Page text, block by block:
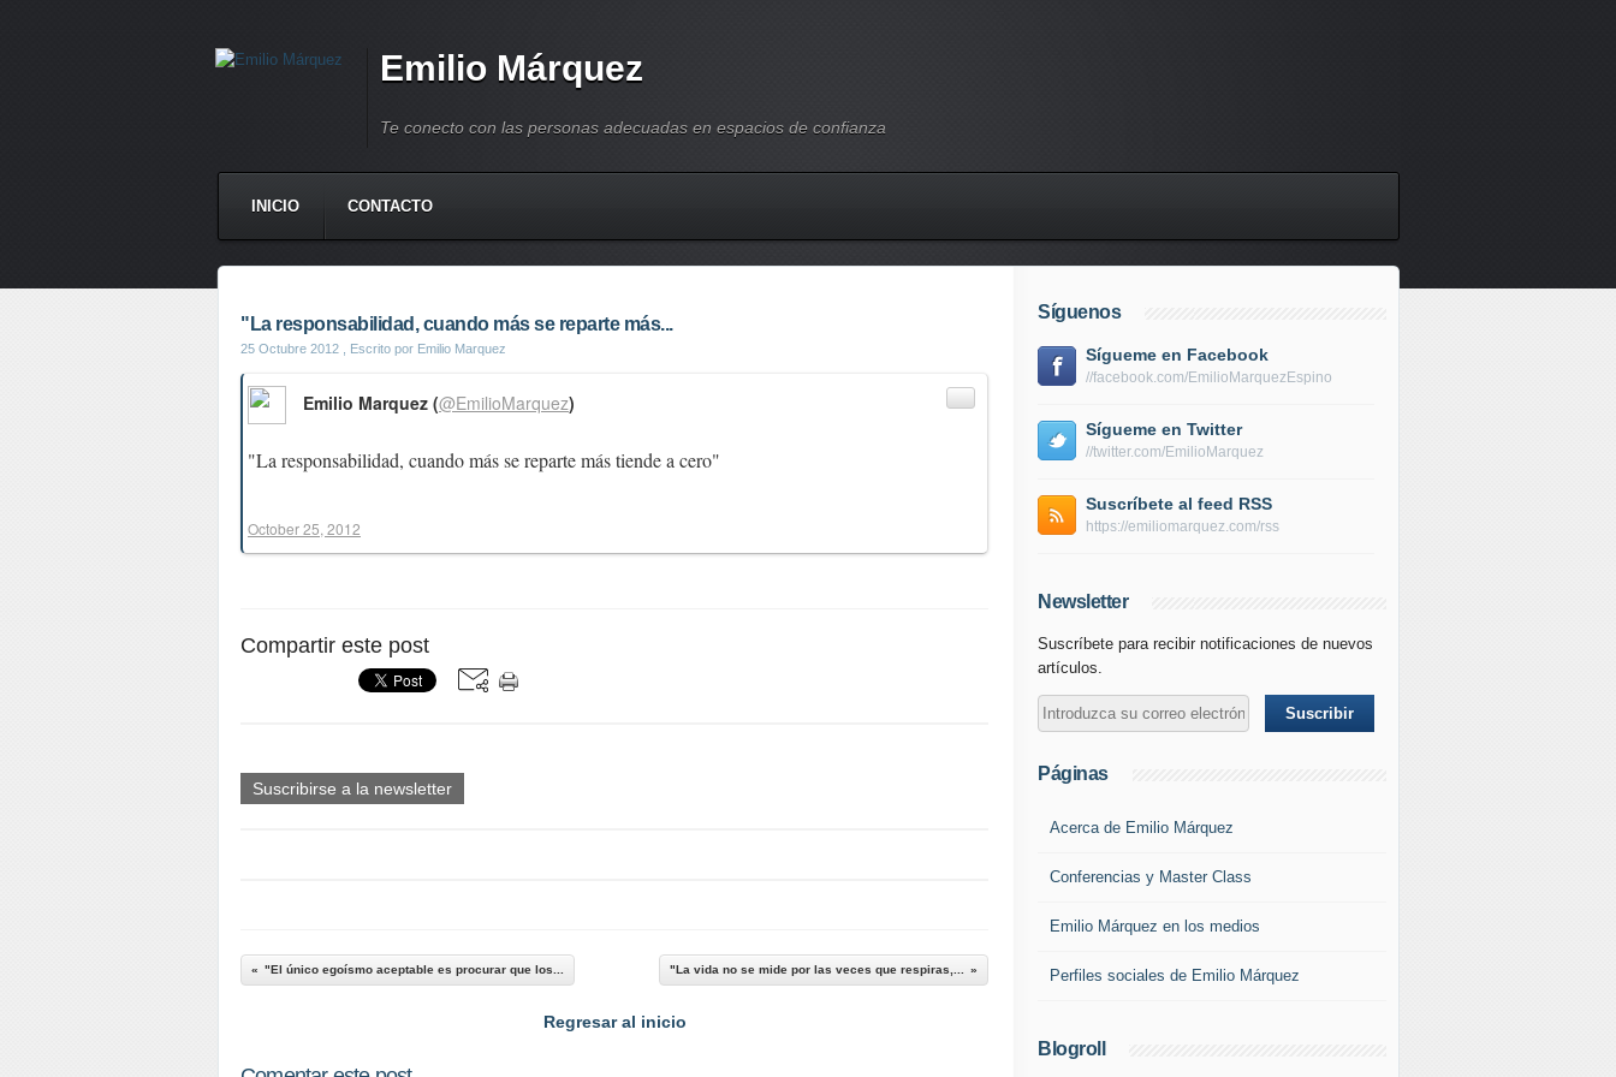
Emilio Márquez
Te conecto con las personas adecuadas en espacios de confianza
INICIO CONTACTO
"La responsabilidad, cuando más se reparte más...
25 Octubre 2012 , Escrito por Emilio Marquez
"La responsabilidad, cuando más se reparte más tiende a cero"
Emilio Marquez (@EmilioMarquez)
October 25, 2012
Compartir este post
Suscribirse a la newsletter
"El único egoísmo aceptable es procurar que los... "La vida no se mide por las veces que respiras,...
Regresar al inicio
Síguenos
Sígueme en Facebook
//facebook.com/EmilioMarquezEspino
Sígueme en Twitter
//twitter.com/EmilioMarquez
Suscríbete al feed RSS
https://emiliomarquez.com/rss
Newsletter
Suscríbete para recibir notificaciones de nuevos
artículos.
Páginas
Acerca de Emilio Márquez
Conferencias y Master Class
Emilio Márquez en los medios
Perfiles sociales de Emilio Márquez
Blogroll